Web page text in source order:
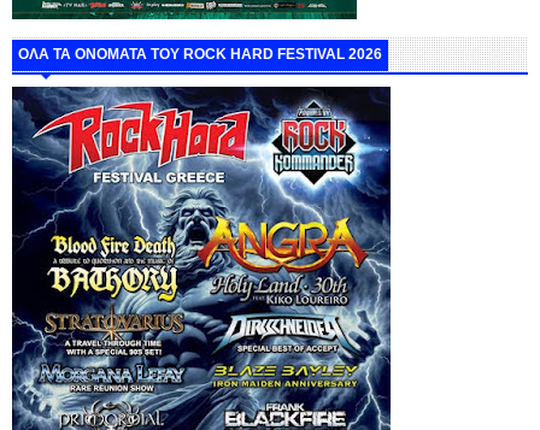
ΟΛΑ ΤΑ ΟΝΟΜΑΤΑ ΤΟΥ ROCK HARD FESTIVAL 2026